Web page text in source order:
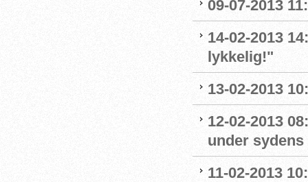
09-07-2013
14-02-2013
lykkelig!"
13-02-2013
12-02-2013
under sydens
11-02-2013